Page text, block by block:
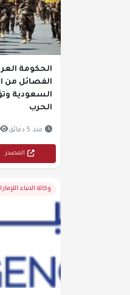
الحكومة
الفصائل من
السعودية
الحرب
منذ 5 دقائق
المصدر
وكالة الانباء